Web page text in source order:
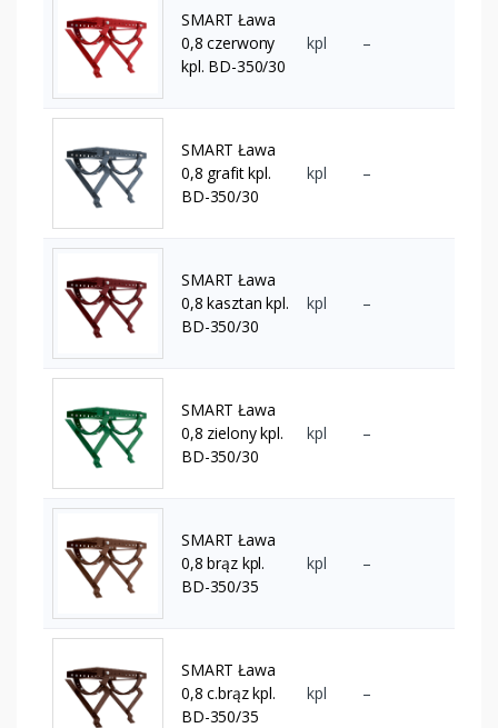
SMART Ława
0,8 czerwony
kpl. BD-350/30
kpl –
SMART Ława
0,8 grafit kpl.
BD-350/30
kpl –
SMART Ława
0,8 kasztan kpl.
BD-350/30
kpl –
SMART Ława
0,8 zielony kpl.
BD-350/30
kpl –
SMART Ława
0,8 brąz kpl.
BD-350/35
kpl –
SMART Ława
0,8 c.brąz kpl.
BD-350/35
kpl –